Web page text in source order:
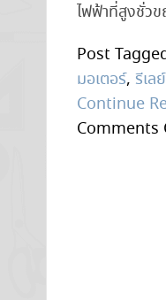
ไฟฟ้าที่สูงชั่วข
Post
มอเตอร์, รีเลย์
Continue
Comments